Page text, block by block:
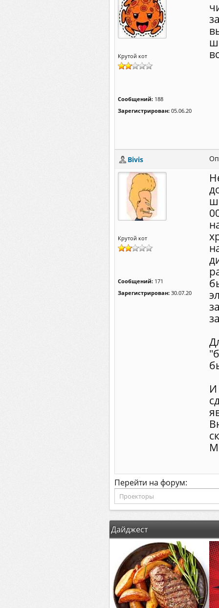
Крутой кот
Сообщений: 188
Зарегистрирован: 05.06.20
Bivis
Крутой кот
Сообщений: 171
Зарегистрирован: 30.07.20
И
Перейти на форум:
Дайджест